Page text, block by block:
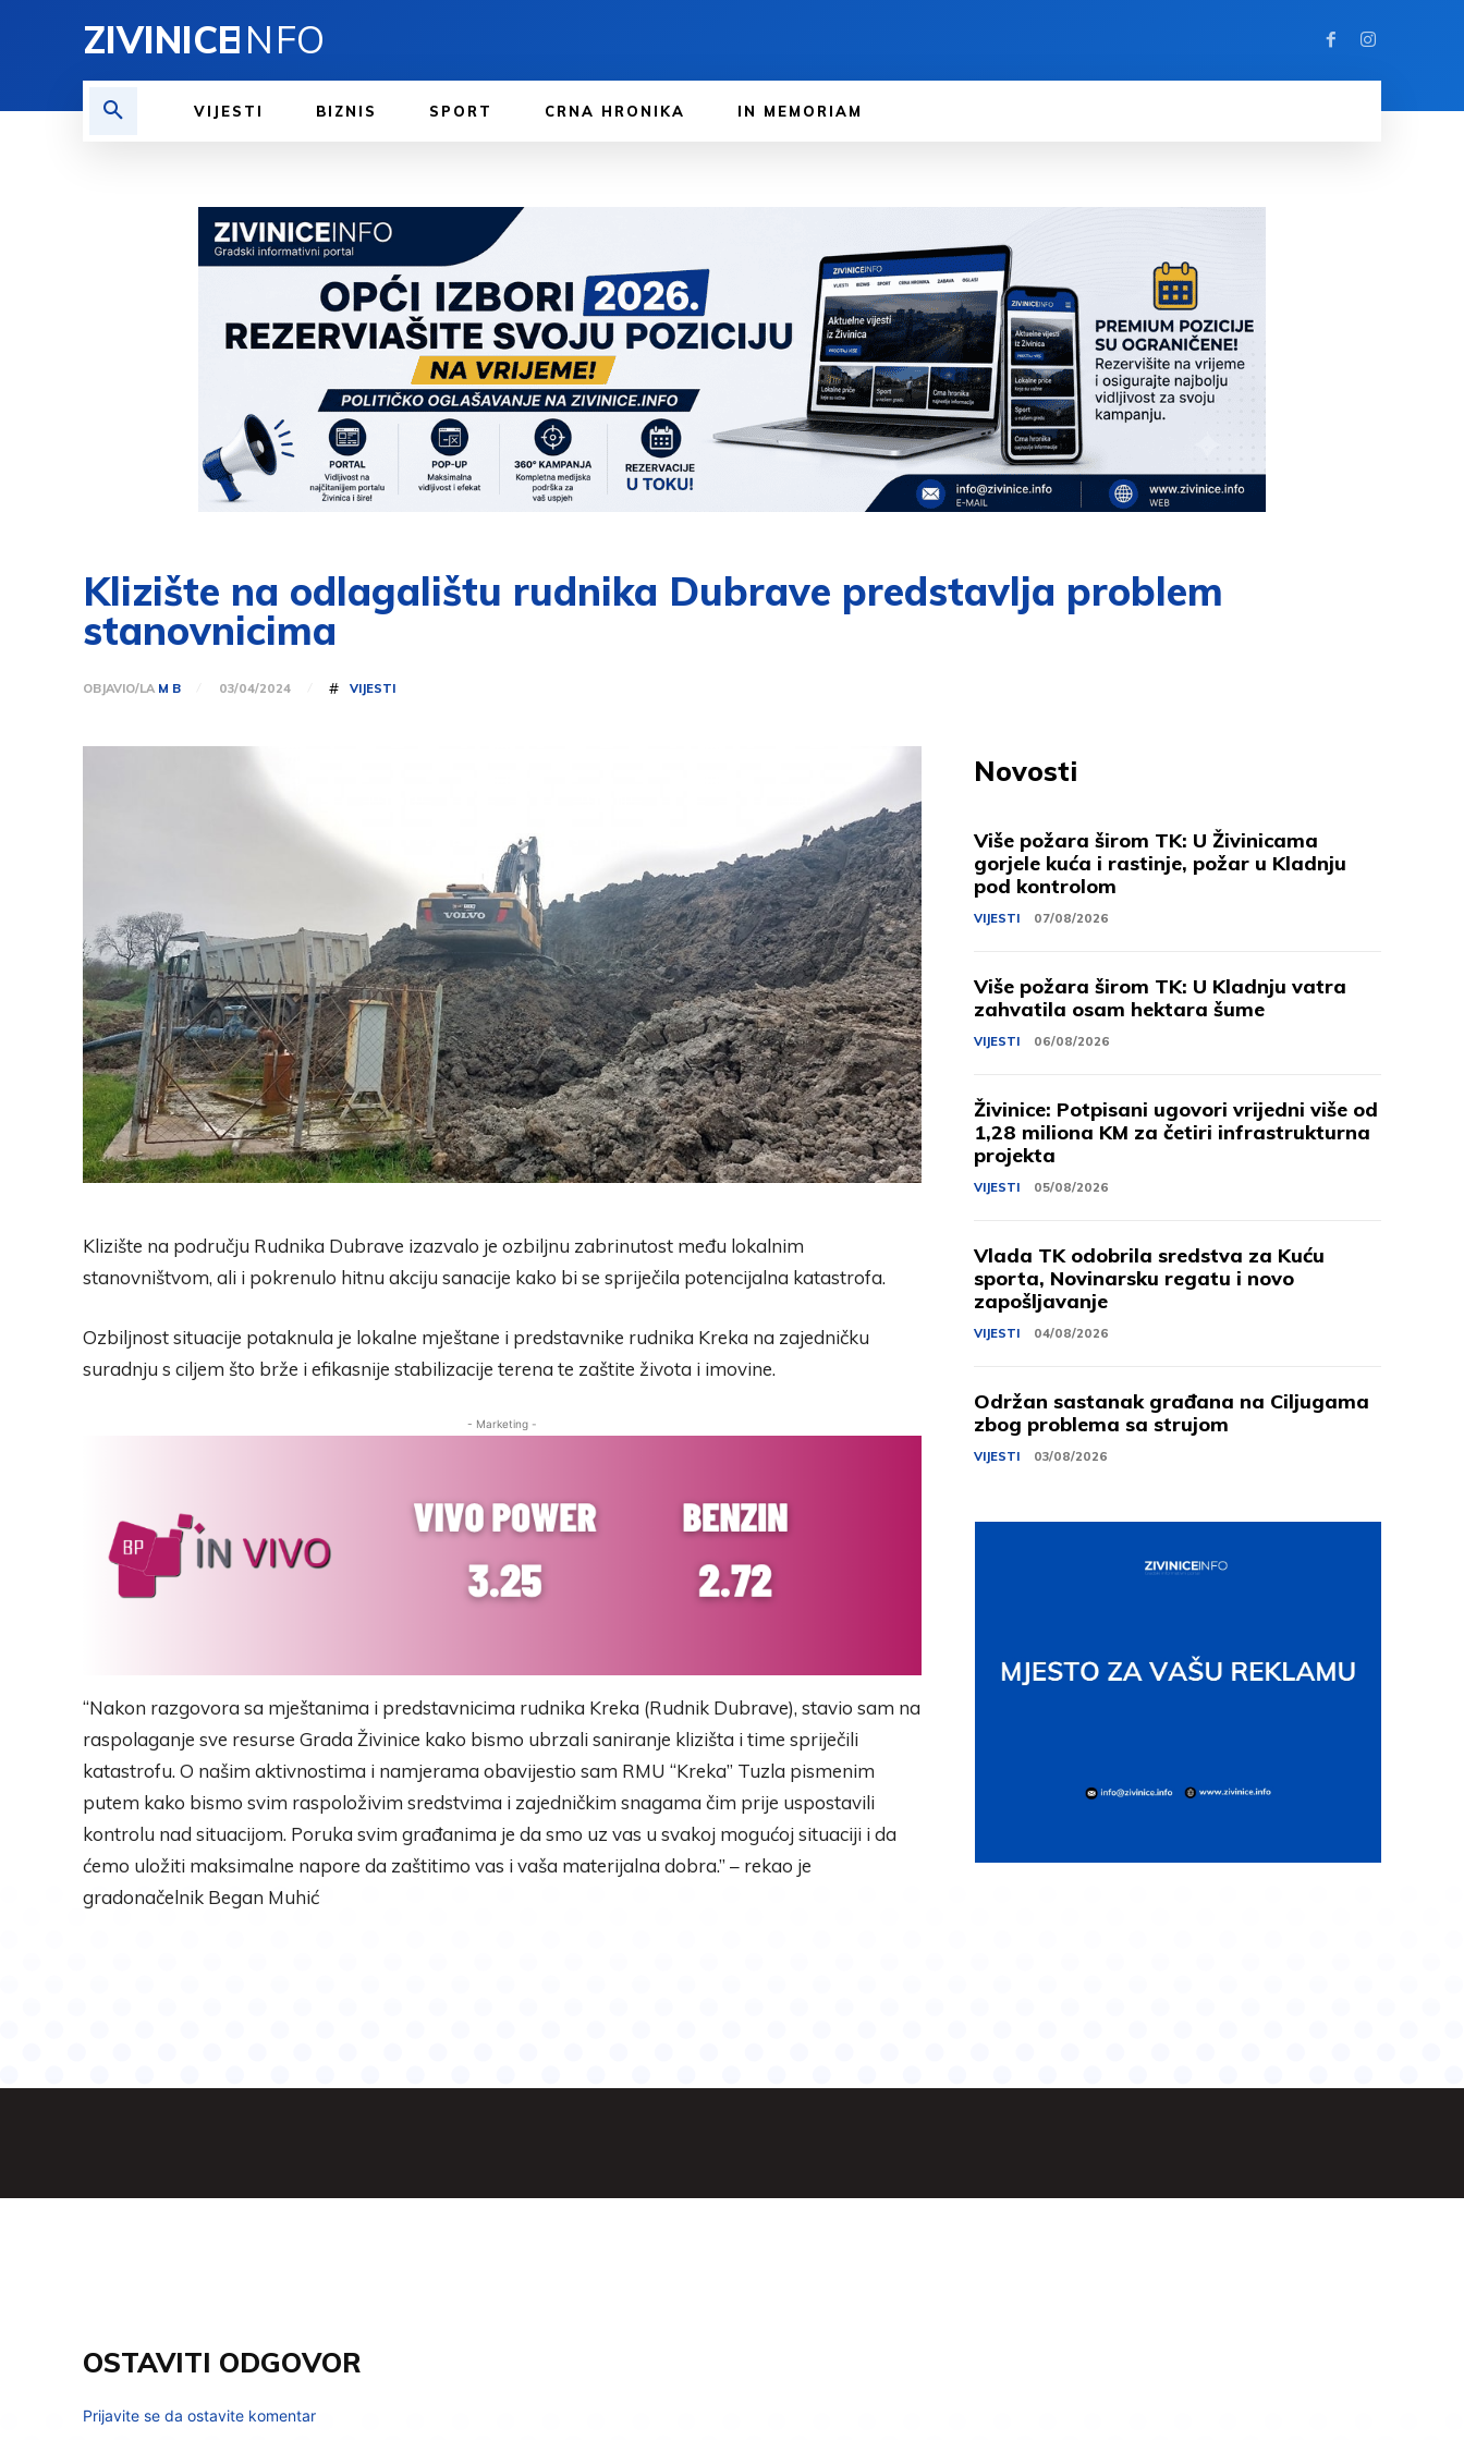
ZIVINICEINFO
VIJESTI BIZNIS SPORT CRNA HRONIKA IN MEMORIAM
Klizište na odlagalištu rudnika Dubrave predstavlja problem
stanovnicima
OBJAVIO/LA M B 03/04/2024 # VIJESTI
Klizište na području Rudnika Dubrave izazvalo je ozbiljnu zabrinutost među lokalnim
stanovništvom, ali i pokrenulo hitnu akciju sanacije kako bi se spriječila potencijalna katastrofa.
Ozbiljnost situacije potaknula je lokalne mještane i predstavnike rudnika Kreka na zajedničku
suradnju s ciljem što brže i efikasnije stabilizacije terena te zaštite života i imovine.
- Marketing -
“Nakon razgovora sa mještanima i predstavnicima rudnika Kreka (Rudnik Dubrave), stavio sam na
raspolaganje sve resurse Grada Živinice kako bismo ubrzali saniranje klizišta i time spriječili
katastrofu. O našim aktivnostima i namjerama obavijestio sam RMU “Kreka” Tuzla pismenim
putem kako bismo svim raspoloživim sredstvima i zajedničkim snagama čim prije uspostavili
kontrolu nad situacijom. Poruka svim građanima je da smo uz vas u svakoj mogućoj situaciji i da
ćemo uložiti maksimalne napore da zaštitimo vas i vaša materijalna dobra.” – rekao je
gradonačelnik Began Muhić
Novosti
Više požara širom TK: U Živinicama
gorjele kuća i rastinje, požar u Kladnju
pod kontrolom
VIJESTI 07/08/2026
Više požara širom TK: U Kladnju vatra
zahvatila osam hektara šume
VIJESTI 06/08/2026
Živinice: Potpisani ugovori vrijedni više od
1,28 miliona KM za četiri infrastrukturna
projekta
VIJESTI 05/08/2026
Vlada TK odobrila sredstva za Kuću
sporta, Novinarsku regatu i novo
zapošljavanje
VIJESTI 04/08/2026
Održan sastanak građana na Ciljugama
zbog problema sa strujom
VIJESTI 03/08/2026
OSTAVITI ODGOVOR
Prijavite se da ostavite komentar